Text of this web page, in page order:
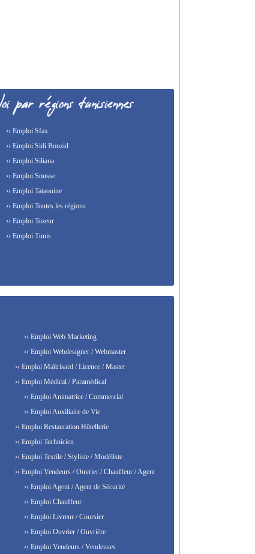
›› Emploi Sfax
›› Emploi Sidi Bouzid
›› Emploi Siliana
›› Emploi Sousse
›› Emploi Tataouine
›› Emploi Toutes les régions
›› Emploi Tozeur
›› Emploi Tunis
›› Emploi Web Marketing
›› Emploi Webdesigner / Webmaster
›› Emploi Maîtrisard / Licence / Master
›› Emploi Médical / Paramédical
›› Emploi Animatrice / Commercial
›› Emploi Auxiliaire de Vie
›› Emploi Restauration Hôtellerie
›› Emploi Technicien
›› Emploi Textile / Styliste / Modéliste
›› Emploi Vendeurs / Ouvrier / Chauffeur / Agent
›› Emploi Agent / Agent de Sécurité
›› Emploi Chauffeur
›› Emploi Livreur / Coursier
›› Emploi Ouvrier / Ouvrière
›› Emploi Vendeurs / Vendeuses